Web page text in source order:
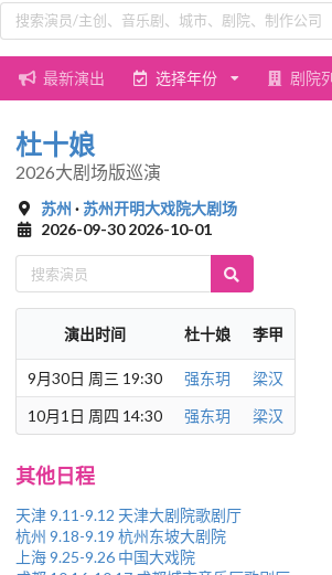
最新演出 选择年份 剧院
杜十娘
2026大剧场版巡演
苏州 ·苏州开明大戏院大剧场
2026-09-30 2026-10-01
演出时间 杜十娘 李甲
9月30日 周三 19:30 强东玥
梁汉
10月1日 周四 14:30
强东玥 梁汉
其他日程
天津 9.11-9.12 天津大剧院歌剧厅
杭州 9.18-9.19 杭州东坡大剧院
上海 9.25-9.26 中国大戏院